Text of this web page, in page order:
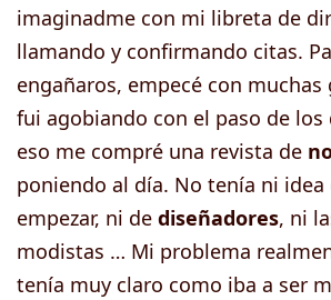
imaginadme con mi libreta de
llamando y confirmando citas.
engañaros, empecé con muchas
fui agobiando con el paso de
eso me compré una revista de
poniendo al día. No tenía ni
empezar, ni de diseñadores, ni
modistas … Mi problema
tenía muy claro como iba a ser